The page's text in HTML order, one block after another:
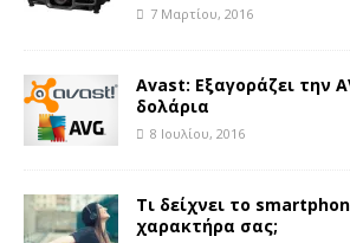
7 Μαρτίου, 2016
Avast: Εξαγοράζει την
δολάρια
8 Ιουλίου, 2016
Τι δείχνει το
χαρακτήρα σας;